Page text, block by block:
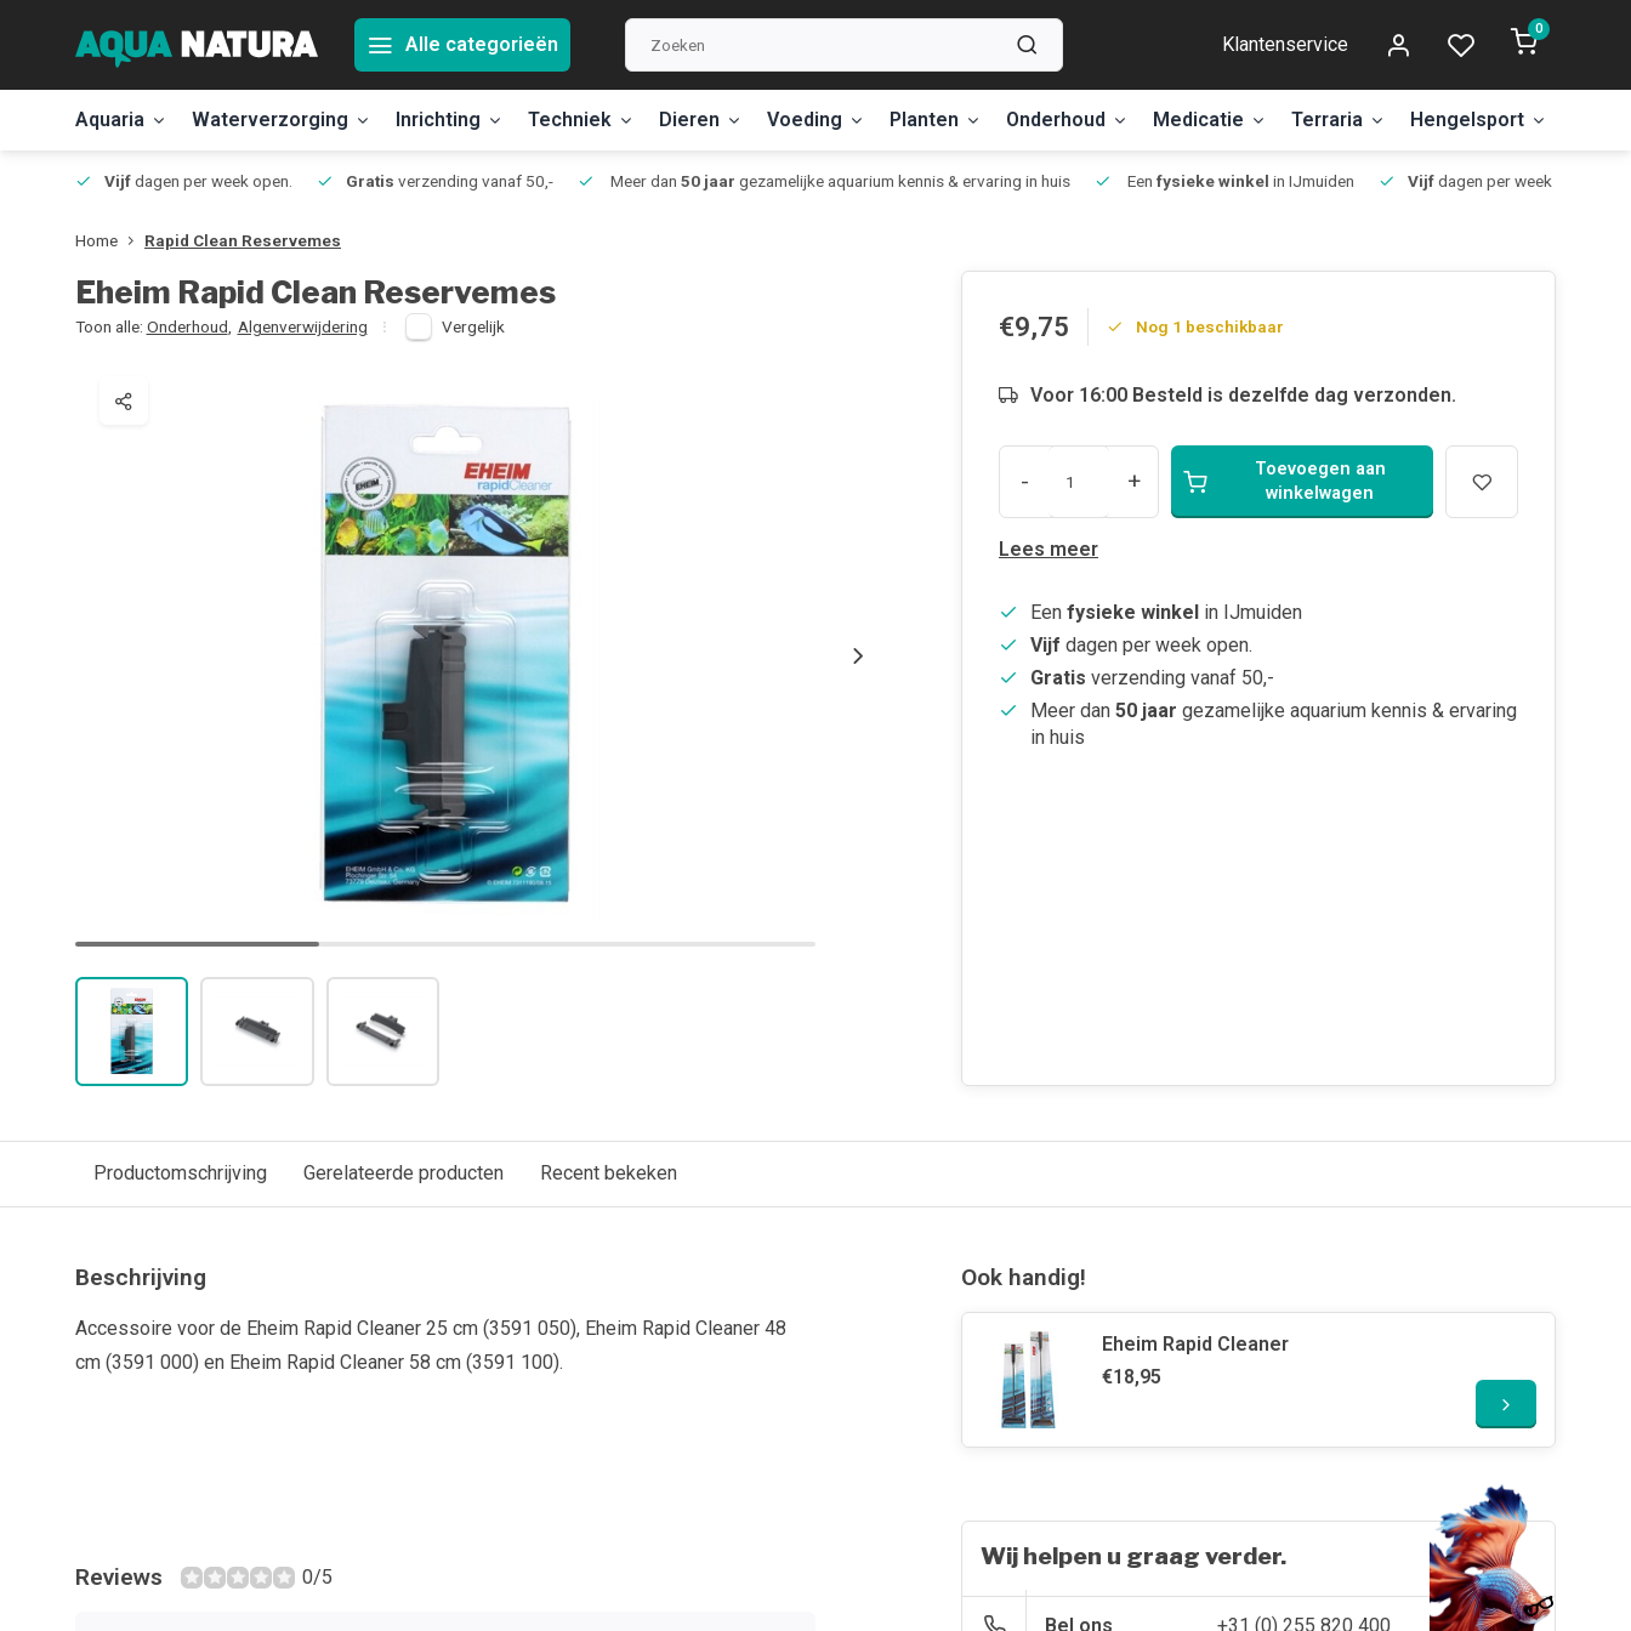
Alle categorieën Klantenservice
0
Aquaria Waterverzorging Inrichting Techniek Dieren Voeding Planten Onderhoud Medicatie Terraria Hengelsport
Vijfdagen per week open. Gratis verzending vanaf 50,- Meer dan 50 jaar gezamelijke aquarium kennis & ervaring in huis Een fysieke winkel in IJmuiden Vijfdagen per week open.
Home Rapid Clean Reservemes
Eheim Rapid Clean Reservemes
Toon alle: Onderhoud Algenverwijdering Vergelijk €9,75 Nog 1 beschikbaar
Voor 16:00 Besteld is dezelfde dag verzonden.
- +
Toevoegen aan
winkelwagen
Lees meer
Een fysieke winkel in IJmuiden
Vijf dagen per week open.
Gratis verzending vanaf 50,-
Meer dan 50 jaar gezamelijke aquarium kennis & ervaring
in huis
Productomschrijving Gerelateerde producten Recent bekeken
Beschrijving
Accessoire voor de Eheim Rapid Cleaner 25 cm (3591 050), Eheim Rapid Cleaner 48
cm (3591 000) en Eheim Rapid Cleaner 58 cm (3591 100).
Reviews 0/5
Ook handig!
Eheim Rapid Cleaner
€18,95
Wij helpen u graag verder.
Bel ons +31 (0) 255 820 400